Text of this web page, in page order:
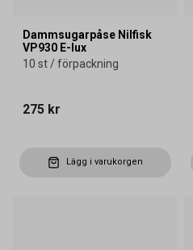
Dammsugarpåse Nilfisk
VP930 E-lux
10 st / förpackning
275 kr
Lägg i varukorgen